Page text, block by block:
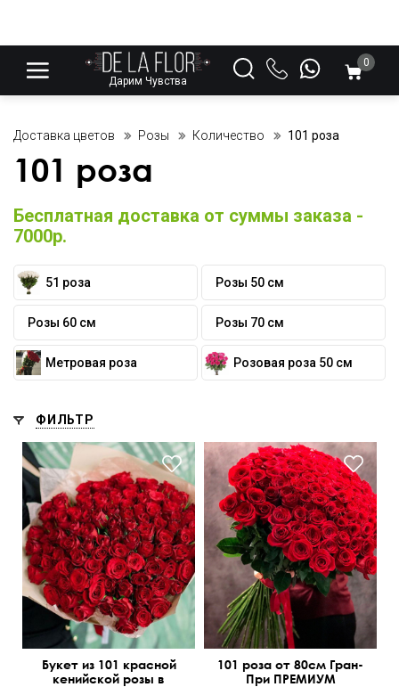
Дарим Чувства
0
Доставка цветов Розы Количество 101 роза
101 роза
Бесплатная доставка от суммы заказа -
7000р.
51 роза Розы 50 см
Розы 60 см Розы 70 см
Метровая роза Розовая роза 50 см
ФИЛЬТР
40 см 50 см
Букет из 101 красной
кенийской розы в
Букет-конструктор
90 см
см
101 роза от 80см Гран-
При ПРЕМИУМ